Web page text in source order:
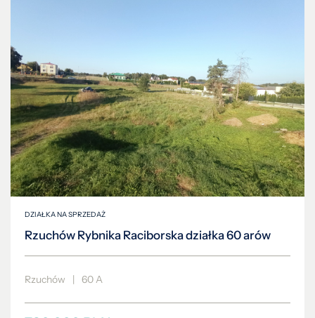
DZIAŁKA NA SPRZEDAŻ
Rzuchów Rybnika Raciborska działka 60 arów
Rzuchów | 60 A